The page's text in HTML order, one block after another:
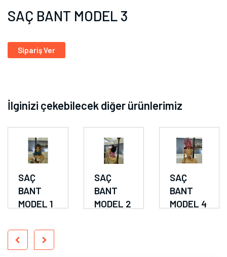
SAÇ BANT MODEL 3
Sipariş Ver
İlginizi çekebilecek diğer ürünlerimiz
SAÇ
BANT
MODEL 1
SAÇ
BANT
MODEL 2
SAÇ
BANT
MODEL 4